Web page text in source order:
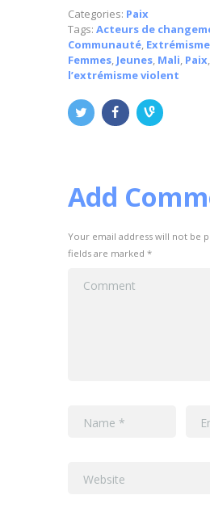
Categories: Paix
Tags: Acteurs de
Communauté,
Femmes, Jeunes, Mali, Paix,
l’extrémisme violent
Add
Your email address will not be
fields are marked *